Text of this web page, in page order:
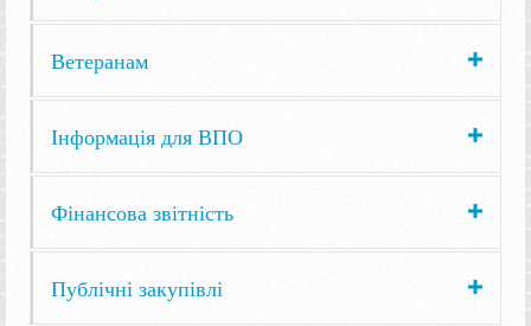
Ветеранам
Інформація для ВПО
Фінансова звітність
Публічні закупівлі